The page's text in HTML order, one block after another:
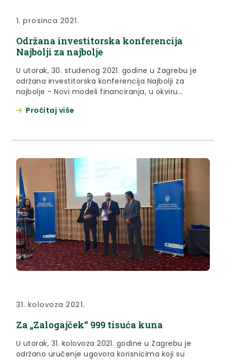
1. prosinca 2021.
Održana investitorska konferencija
Najbolji za najbolje
U utorak, 30. studenog 2021. godine u Zagrebu je
održana investitorska konferencija Najbolji za
najbolje - Novi modeli financiranja, u okviru
Pročitaj više
31. kolovoza 2021.
Za „Zalogajček“ 999 tisuća kuna
U utorak, 31. kolovoza 2021. godine u Zagrebu je
održano uručenje ugovora korisnicima koji su